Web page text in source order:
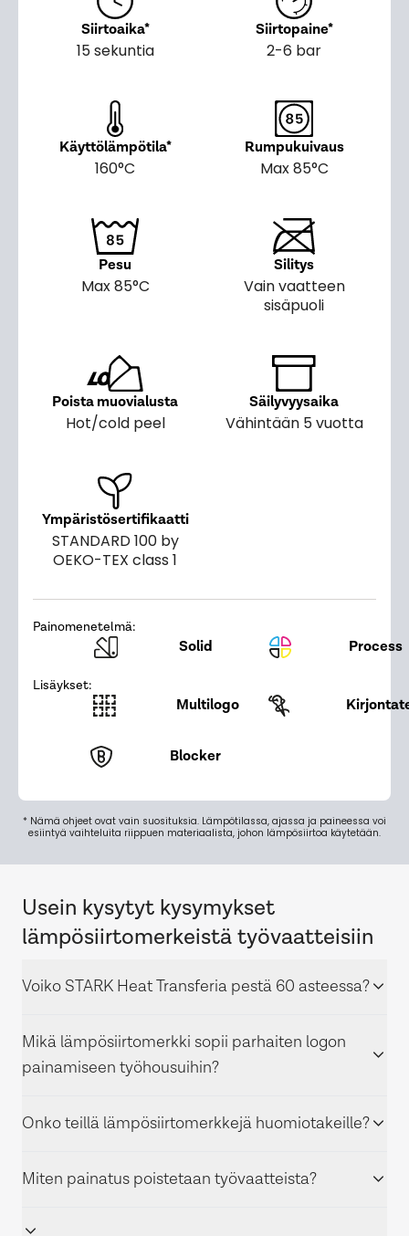
Siirtoaika*
15 sekuntia
Siirtopaine*
2-6 bar
Käyttölämpötila*
160°C
Rumpukuivaus
Max 85°C
Pesu
Max 85°C
Silitys
Vain vaatteen
sisäpuoli
Poista muovialusta
Hot/cold peel
Säilyvyysaika
Vähintään 5 vuotta
Ympäristösertifikaatti
STANDARD 100 by
OEKO-TEX class 1
Painomenetelmä:
Solid Process
Lisäykset:
Multilogo
Blocker
* Nämä ohjeet ovat vain suosituksia. Lämpötilassa, ajassa ja paineessa voi
esiintyä vaihteluita riippuen materiaalista, johon lämpösiirtoa käytetään.
Usein kysytyt kysymykset
lämpösiirtomerkeistä työvaatteisiin
Voiko STARK Heat Transferia pestä 60 asteessa?
Mikä lämpösiirtomerkki sopii parhaiten logon
painamiseen työhousuihin?
Onko teillä lämpösiirtomerkkejä huomiotakeille?
Miten painatus poistetaan työvaatteista?